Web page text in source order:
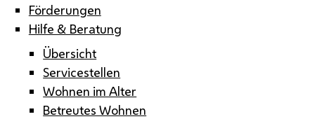
Förderungen
Hilfe & Beratung
Übersicht
Servicestellen
Wohnen im Alter
Betreutes Wohnen